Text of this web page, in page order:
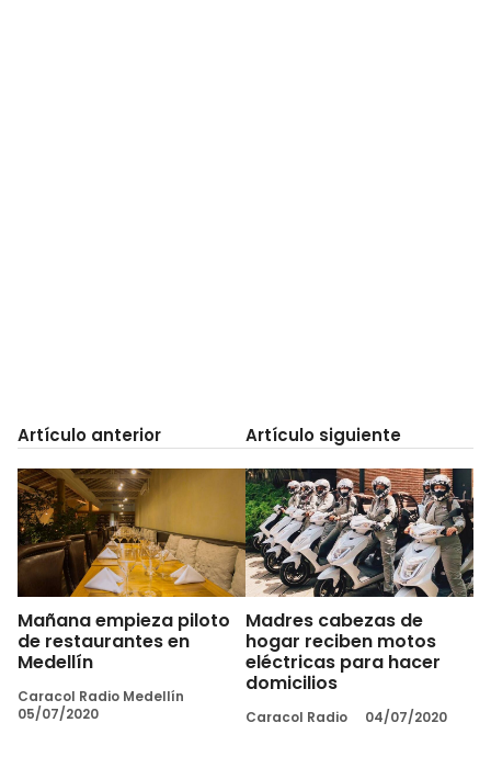
Artículo anterior
Mañana empieza piloto
de restaurantes en
Medellín
Caracol Radio Medellín
05/07/2020
Artículo siguiente
Madres cabezas de
hogar reciben motos
eléctricas para hacer
domicilios
Caracol Radio 04/07/2020